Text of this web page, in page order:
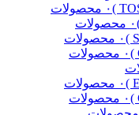
۰ محصولات
۰ محصولات
۰ محصولات
۰ محصولات
۰ محصولات
۰ محصولات